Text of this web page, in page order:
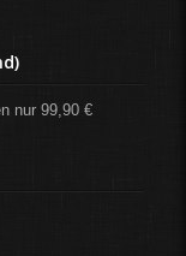
nur 99,90 €